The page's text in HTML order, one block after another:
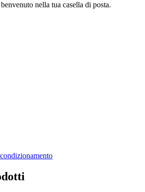
nella tua casella di posta.